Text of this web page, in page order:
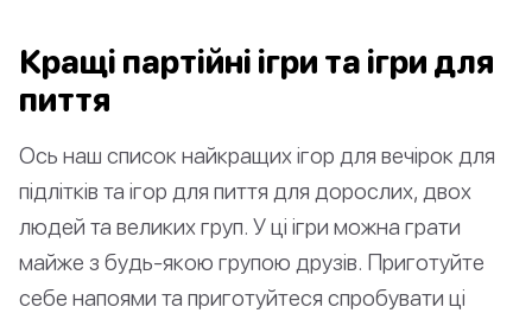
Кращі партійні ігри та ігри для
пиття
Ось наш список найкращих ігор для вечірок для
підлітків та ігор для пиття для дорослих, двох
людей та великих груп. У ці ігри можна грати
майже з будь-якою групою друзів. Приготуйте
себе напоями та приготуйтеся спробувати ці